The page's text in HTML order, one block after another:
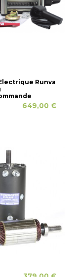
Runva
649,00 €